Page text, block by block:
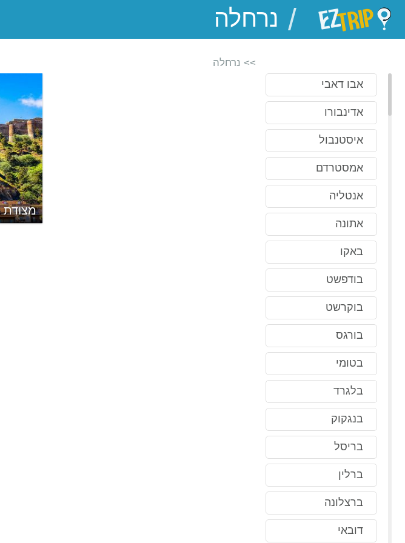
EZTrip
/
אבו דאבי
אדינבורו
איסטנבול
אמסטרדם
אנטליה
אתונה
באקו
בודפשט
בוקרשט
בורגס
בטומי
בלגרד
בנגקוק
בריסל
ברלין
ברצלונה
דובאי
>> נרחלה
מצודת